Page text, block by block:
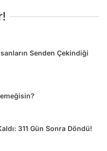
Senden Çekindiği
311 Gün Sonra Döndü!